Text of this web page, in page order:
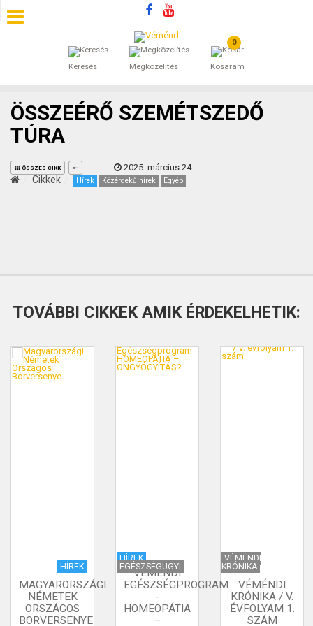
Keresés Megközelítés
0
Kosaram
SZÁLLÁSOK
ÁLTALÁNOS SZERZŐDÉSI FELTÉTELEK
KINCSES BARANYA VÉMÉND
ÖSSZEÉRŐ SZEMÉTSZEDŐ
TÚRA
ÖSSZES CIKK 2025. március 24.
Cikkek Hírek Közérdekű hírek Egyéb
TOVÁBBI CIKKEK AMIK ÉRDEKELHETIK:
HÍREK
MAGYARORSZÁGI
NÉMETEK
ORSZÁGOS
BORVERSENYE
HÍREK
EGÉSZSÉGÜGYI
VÉMÉNDI
EGÉSZSÉGPROGRAM
-
HOMEOPÁTIA
–
VÉMÉNDI
KRÓNIKA
VÉMÉNDI
KRÓNIKA / V.
ÉVFOLYAM 1.
SZÁM